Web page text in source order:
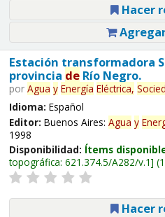
Hacer
Estación transformadora
provincia deRío Negro.
por Agua y Energía Eléctrica,
Idioma: Español
Editor: Buenos Aires: Agua y
1998
Disponibilidad: Ítems
topográfica: 621.374.5/A282/v.1
Hacer